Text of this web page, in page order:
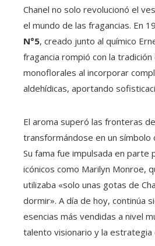
Chanel no solo revolucionó el
el mundo de las fragancias. En
N°5, creado junto al químico
fragancia rompió con la
monoflorales al incorporar
aldehídicas, aportando
El aroma superó las fronteras
transformándose en un símbolo
Su fama fue impulsada en parte
icónicos como Marilyn Monroe,
utilizaba «solo unas gotas de
dormir». A día de hoy, continúa
esencias más vendidas a nivel
talento visionario y la estrategia